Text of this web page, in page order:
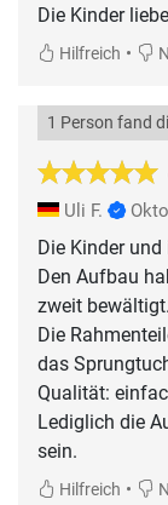
Hilfreich •
1 Person fand
Uli F.
Die Kinder
Den Aufbau
zweit bewältigt.
Die
das
Qualität:
Lediglich die
sein.
Hilfreich •